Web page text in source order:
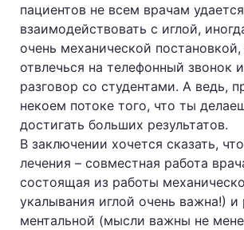
пациентов не всем врачам удается
взаимодействовать с иглой,
очень механической
отвлечься на телефонный звонок
разговор со студентами. А ведь,
некоем потоке того, что ты
достигать больших результатов.
В заключении хочется сказать,
лечения – совместная работа
состоящая из работы
укалывания иглой очень важна!) и
ментальной (мысли важны не